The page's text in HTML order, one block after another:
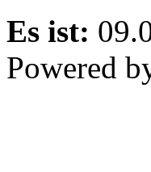
Es ist:
Powered